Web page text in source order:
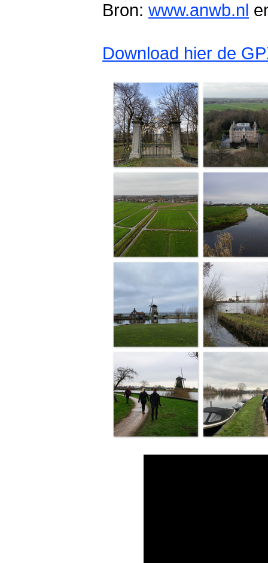
Bron:www.anwb.nl
Download hier de